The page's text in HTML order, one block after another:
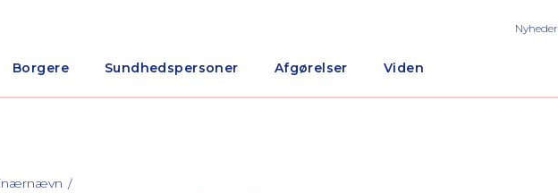
Borgere Sundhedspersoner Afgørelser Viden
Nyheder